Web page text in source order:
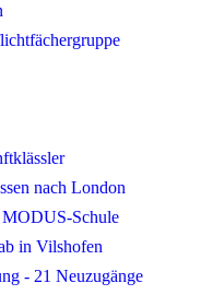
nach London
MODUS-Schule
in Vilshofen
- 21 Neuzugänge